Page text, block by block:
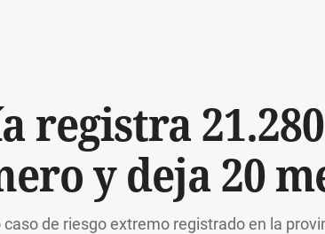
registra
y deja 20
caso de riesgo extremo registrado en la